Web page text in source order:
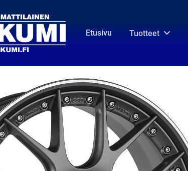
Etusivu Tuotteet